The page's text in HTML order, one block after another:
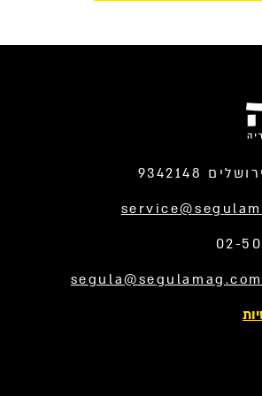
segula@segulamag.com